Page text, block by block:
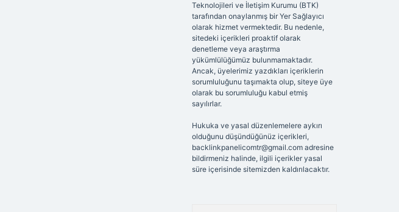
Teknolojileri ve İletişim Kurumu (BTK)
tarafından onaylanmış bir Yer Sağlayıcı
olarak hizmet vermektedir. Bu nedenle,
sitedeki içerikleri proaktif olarak
denetleme veya araştırma
yükümlülüğümüz bulunmamaktadır.
Ancak, üyelerimiz yazdıkları içeriklerin
sorumluluğunu taşımakta olup, siteye üye
olarak bu sorumluluğu kabul etmiş
sayılırlar.
Hukuka ve yasal düzenlemelere aykırı
olduğunu düşündüğünüz içerikleri,
backlinkpanelicomtr@gmail.comadresine
bildirmeniz halinde, ilgili içerikler yasal
süre içerisinde sitemizden kaldırılacaktır.